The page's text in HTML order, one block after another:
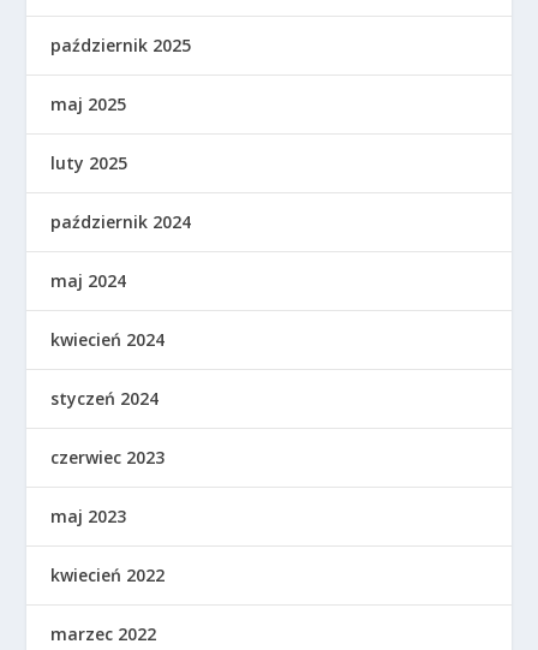
październik 2025
maj 2025
luty 2025
październik 2024
maj 2024
kwiecień 2024
styczeń 2024
czerwiec 2023
maj 2023
kwiecień 2022
marzec 2022